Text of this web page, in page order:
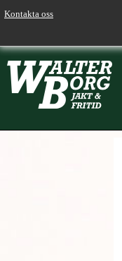
Kontakta oss